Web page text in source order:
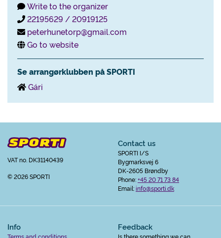
Write to the organizer
22195629 / 20919125
peterhunetorp@gmail.com
Go to website
Se arrangørklubben på SPORTI
Gári
VAT no. DK31140439
© 2026 SPORTI
Contact us
SPORTI I/S
Bygmarksvej 6
DK-2605 Brøndby
Phone:+45 20 71 73 84
Email:info@sporti.dk
Info
Terms and conditions
Feedback
Is there something we can